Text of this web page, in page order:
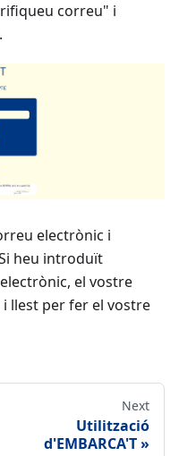
correu" i
electrònic i
heu introduït
el vostre
llest per fer el vostre
Next
Utilització
d'EMBARCA'T